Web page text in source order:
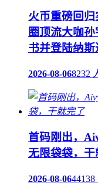
火币重磅回
圈顶流大咖
书并登陆纳
2026-08-068232
首码刚出，
无限袋袋，干
2026-08-06